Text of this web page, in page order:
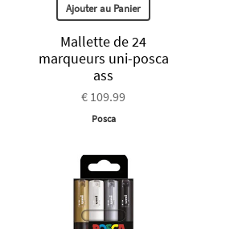
Ajouter au Panier
Mallette de 24
marqueurs uni-posca
ass
€ 109.99
Posca